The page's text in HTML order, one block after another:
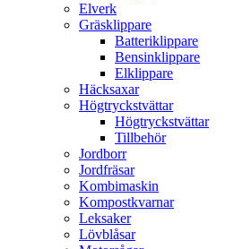
Elverk
Gräsklippare
Batteriklippare
Bensinklippare
Elklippare
Häcksaxar
Högtryckstvättar
Högtryckstvättar
Tillbehör
Jordborr
Jordfräsar
Kombimaskin
Kompostkvarnar
Leksaker
Lövblåsar